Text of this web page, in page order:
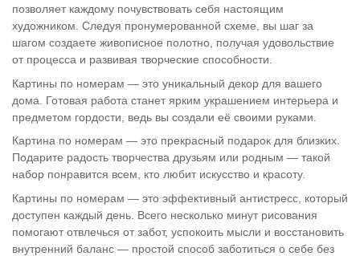
позволяет каждому почувствовать себя настоящим
художником. Следуя пронумерованной схеме, вы шаг за
шагом создаете живописное полотно, получая удовольствие
от процесса и развивая творческие способности.
Картины по номерам — это уникальный декор для вашего
дома. Готовая работа станет ярким украшением интерьера и
предметом гордости, ведь вы создали её своими руками.
Картина по номерам — это прекрасный подарок для близких.
Подарите радость творчества друзьям или родным — такой
набор понравится всем, кто любит искусство и красоту.
Картины по номерам — это эффективный антистресс, который
доступен каждый день. Всего несколько минут рисования
помогают отвлечься от забот, успокоить мысли и восстановить
внутренний баланс — простой способ заботиться о себе без